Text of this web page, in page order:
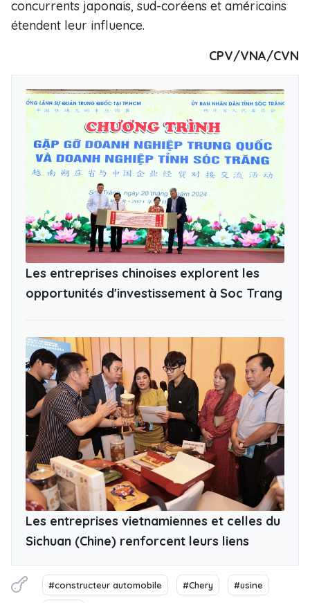
concurrents japonais, sud-coréens et américains
étendent leur influence.
CPV/VNA/CVN
Les entreprises chinoises explorent les
opportunités d'investissement à Soc Trang
Les entreprises vietnamiennes et celles du
Sichuan (Chine) renforcent leurs liens
#constructeur automobile #Chery #usine